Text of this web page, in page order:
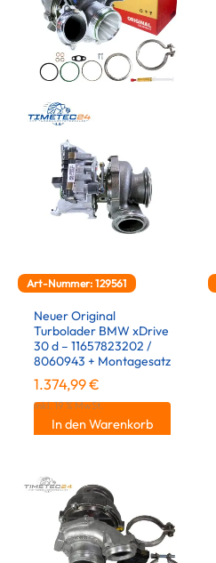
Art-Nummer: 129561
Neuer Original
Turbolader BMW xDrive
30 d – 11657823202 /
8060943 + Montagesatz
1.374,99€
inkl. 19 % MwSt.
In den Warenkorb